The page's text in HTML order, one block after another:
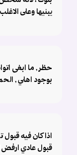
يبنيها وعلى
حظر , ما ابغى
بوجود اهلي ,
اذا كان فيه
قبول عادي